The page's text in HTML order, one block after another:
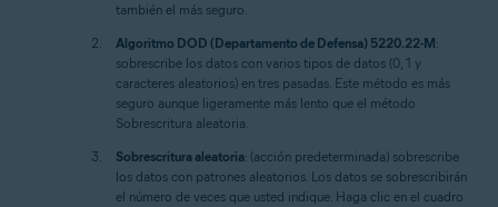
también el más seguro.
Algoritmo DOD (Departamento de Defensa) 5220.22-M:
sobrescribe los datos con varios tipos de datos (0, 1 y
caracteres aleatorios) en tres pasadas. Este método es más
seguro aunque ligeramente más lento que el método
Sobrescritura aleatoria.
Sobrescritura aleatoria: (acción predeterminada) sobrescribe
los datos con patrones aleatorios. Los datos se sobrescribirán
el número de veces que usted indique. Haga clic en el cuadro